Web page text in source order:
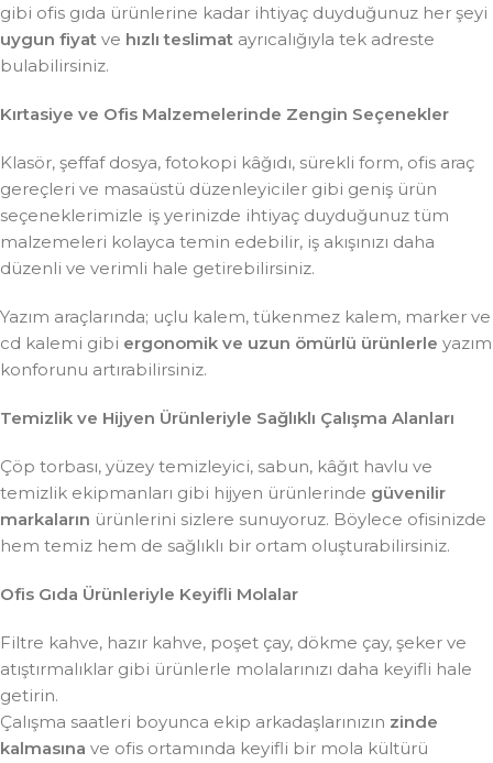
gibi ofis gıda ürünlerine kadar ihtiyaç duyduğunuz her şeyi
uygun fiyat ve hızlı teslimat ayrıcalığıyla tek adreste
bulabilirsiniz.
Kırtasiye ve Ofis Malzemelerinde Zengin Seçenekler
Klasör, şeffaf dosya, fotokopi kâğıdı, sürekli form, ofis araç
gereçleri ve masaüstü düzenleyiciler gibi geniş ürün
seçeneklerimizle iş yerinizde ihtiyaç duyduğunuz tüm
malzemeleri kolayca temin edebilir, iş akışınızı daha
düzenli ve verimli hale getirebilirsiniz.
Yazım araçlarında; uçlu kalem, tükenmez kalem, marker ve
cd kalemi gibi ergonomik ve uzun ömürlü ürünlerle yazım
konforunu artırabilirsiniz.
Temizlik ve Hijyen Ürünleriyle Sağlıklı Çalışma Alanları
Çöp torbası, yüzey temizleyici, sabun, kâğıt havlu ve
temizlik ekipmanları gibi hijyen ürünlerinde güvenilir
markaların ürünlerini sizlere sunuyoruz. Böylece ofisinizde
hem temiz hem de sağlıklı bir ortam oluşturabilirsiniz.
Ofis Gıda Ürünleriyle Keyifli Molalar
Filtre kahve, hazır kahve, poşet çay, dökme çay, şeker ve
atıştırmalıklar gibi ürünlerle molalarınızı daha keyifli hale
getirin.
Çalışma saatleri boyunca ekip arkadaşlarınızın zinde
kalmasına ve ofis ortamında keyifli bir mola kültürü